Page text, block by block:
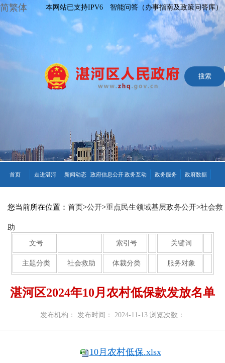
简繁体 本网站已支持IPV6 智能问答（办事指南及政策问答库）
首页 走进湛河 新闻动态 政府信息公开政务互动 政务服务 政府数据
您当前所在位置： 首页>公开>重点民生领域基层政务公开>社会救
助
文号 索引号 关键词
主题分类 社会救助 体裁分类 服务对象
湛河区2024年10月农村低保款发放名单
发布机构： 发布时间： 2024-11-13 浏览次数：
10月农村低保.xlsx